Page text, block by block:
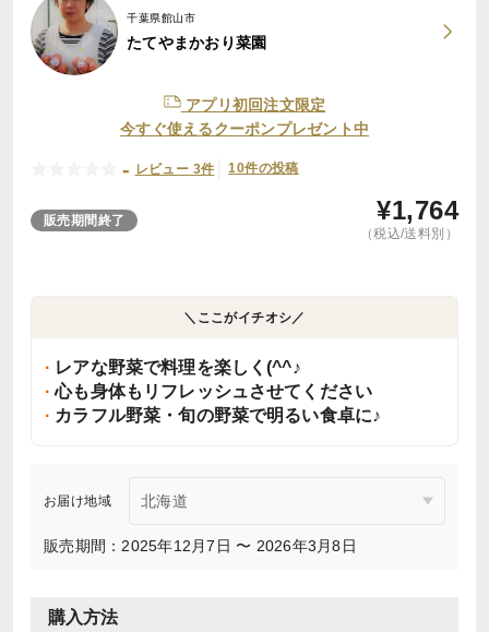
千葉県館山市
たてやまかおり菜園
アプリ初回注文限定
今すぐ使えるクーポンプレゼント中
- レビュー 3件 10件の投稿
販売期間終了 ¥1,764
（税込/送料別）
＼ここがイチオシ／
レアな野菜で料理を楽しく(^^♪
心も身体もリフレッシュさせてください
カラフル野菜・旬の野菜で明るい食卓に♪
お届け地域
販売期間：2025年12月7日 〜 2026年3月8日
購入方法